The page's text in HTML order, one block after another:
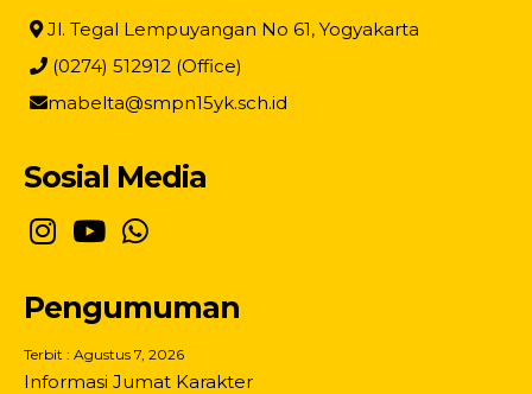
Jl. Tegal Lempuyangan No 61, Yogyakarta
(0274) 512912 (Office)
mabelta@smpn15yk.sch.id
Sosial Media
Pengumuman
Terbit : Agustus 7, 2026
Informasi Jumat Karakter